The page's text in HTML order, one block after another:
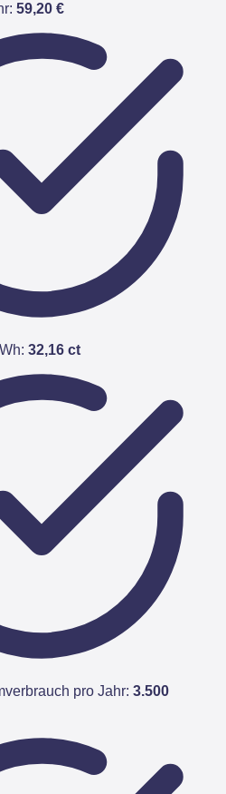
59,20 €
32,16 ct
pro Jahr: 3.500